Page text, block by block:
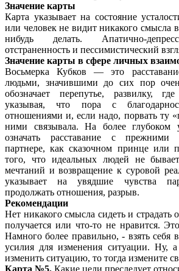
Значение карты
Карта указывает на состояние
или человек не видит никакого смысла
нибудь делать. Апатично-
отстраненность и пессимистический
Значение карты в сфере личных
Восьмерка Кубков — это
людьми, значившими до сих пор
обозначает перепутье, развилку,
указывая, что пора с
отношениями и, если надо, порвать ту
ними связывала. На более глубоком
означать расставание с прежними
партнере, как сказочном принце или
того, что идеальных людей не
мечтаний и возвращение к суровой
указывает на увядшие чувства
продолжать отношения, разрыв.
Рекомендации
Нет никакого смысла сидеть и страдать
получается или что-то не нравится.
Намного более правильно, - взять себя
усилия для изменения ситуации. Ну,
изменить ситуацию, то тогда измените